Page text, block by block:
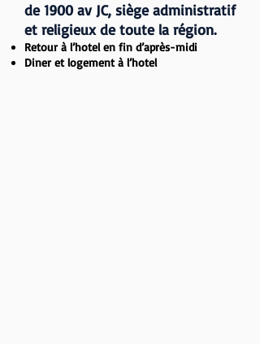
de 1900 av JC, siège administratif
et religieux de toute la région.
Retour à l’hotel en fin d’après-midi
Diner et logement à l’hotel